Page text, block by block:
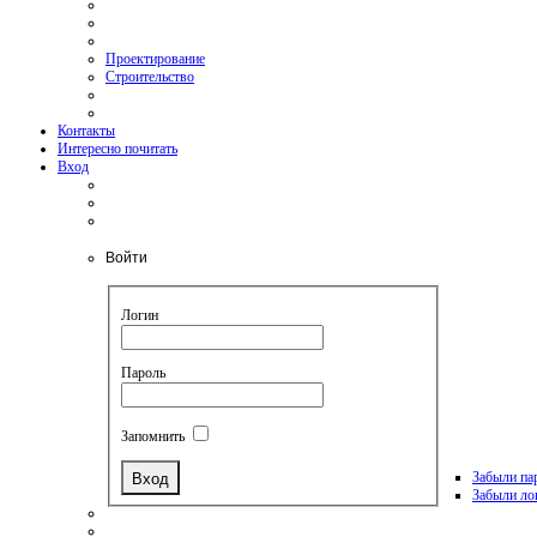
Проектирование
Строительство
Контакты
Интересно почитать
Вход
Войти
Логин
Пароль
Запомнить
Забыли
Забыли